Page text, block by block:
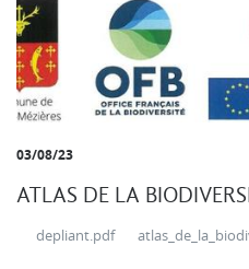
03/08/23
ATLAS DE LA
depliant.pdf